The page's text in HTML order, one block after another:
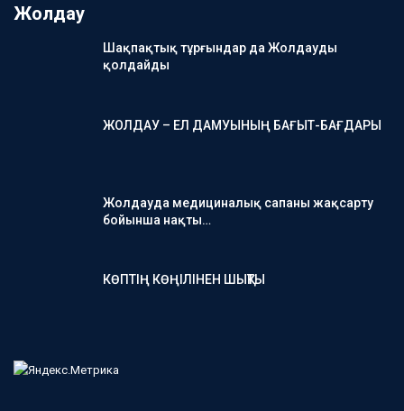
Жолдау
Шақпақтық тұрғындар да Жолдауды
қолдайды
ЖОЛДАУ – ЕЛ ДАМУЫНЫҢ БАҒЫТ-БАҒДАРЫ
Жолдауда медициналық сапаны жақсарту
бойынша нақты…
КӨПТІҢ КӨҢІЛІНЕН ШЫҚТЫ